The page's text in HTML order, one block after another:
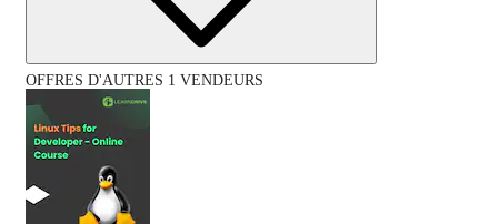
OFFRES D'AUTRES 1 VENDEURS